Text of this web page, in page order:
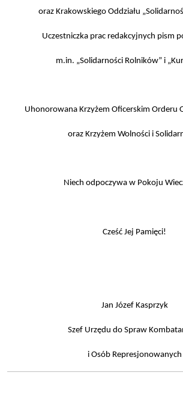
oraz Krakowskiego Oddziału
Uczestniczka prac redakcyjnych pism
m.in. „Solidarności Rolników” i
Uhonorowana Krzyżem Oficerskim Orderu
oraz Krzyżem Wolności i
Niech odpoczywa w Pokoju
Cześć Jej Pamięci!
Jan Józef Kasprzyk
Szef Urzędu do Spraw
i Osób Represjonowanych